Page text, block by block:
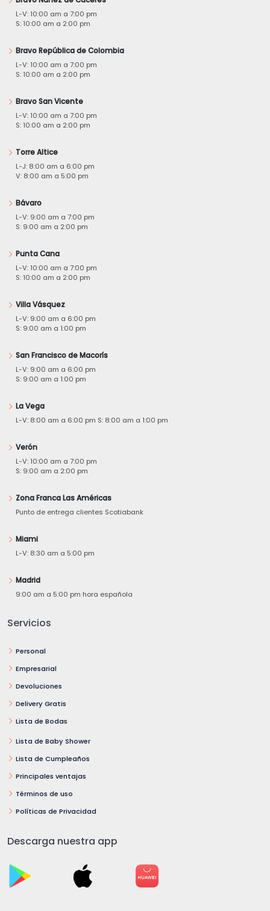
L-V: 10:00 am a 7:00 pm
S: 10:00 am a 2:00 pm
Bravo República de Colombia
L-V: 10:00 am a 7:00 pm
S: 10:00 am a 2:00 pm
Bravo San Vicente
L-V: 10:00 am a 7:00 pm
S: 10:00 am a 2:00 pm
Torre Altice
L-J: 8:00 am a 6:00 pm
V: 8:00 am a 5:00 pm
Bávaro
L-V: 9:00 am a 7:00 pm
S: 9:00 am a 2:00 pm
Punta Cana
L-V: 10:00 am a 7:00 pm
S: 10:00 am a 2:00 pm
Villa Vásquez
L-V: 9:00 am a 6:00 pm
S: 9:00 am a 1:00 pm
San Francisco de Macorís
L-V: 9:00 am a 6:00 pm
S: 9:00 am a 1:00 pm
La Vega
L-V: 8:00 am a 6:00 pm S: 8:00 am a 1:00 pm
Verón
L-V: 10:00 am a 7:00 pm
S: 9:00 am a 2:00 pm
Zona Franca Las Américas
Punto de entrega clientes Scotiabank
Miami
L-V: 8:30 am a 5:00 pm
Madrid
9:00 am a 5:00 pm hora española
Servicios
Personal
Empresarial
Devoluciones
Delivery Gratis
Lista de Bodas
Lista de Baby Shower
Lista de Cumpleaños
Principales ventajas
Términos de uso
Políticas de Privacidad
Descarga nuestra app